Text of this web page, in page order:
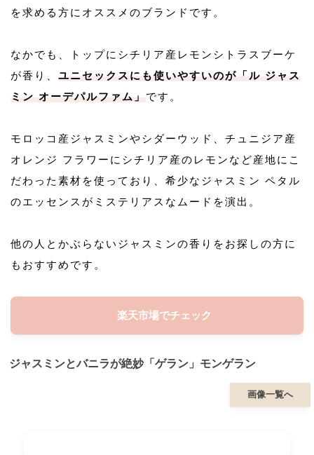
を求める方にオススメのブランドです。
なかでも、トップにシチリア産レモンシトラスブーケ
が香り、 ユニセックスにも使いやすいのが「ル ジャス
ミン オーデパルファム」 です。
モロッコ産ジャスミンやシダーウッド、チュニジア産
オレンジ フラワーにシチリア産のレモンなど産地にこ
だわった素材を使っており、希少なジャスミン ペタル
のエッセンスがミステリアスなムードを演出。
他の人とかぶらないジャスミンの香りをお探しの方に
もおすすめです。
楽天市場でチェック
ジャスミンとバニラが絶妙「ゲラン」モンゲラン
画像一覧へ